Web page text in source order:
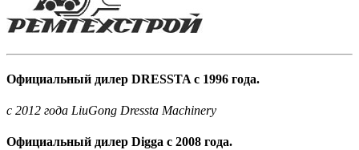
Официальный дилер DRESSTA с 1996 года.
c 2012 года LiuGong Dressta Machinery
Официальный дилер Digga с 2008 года.